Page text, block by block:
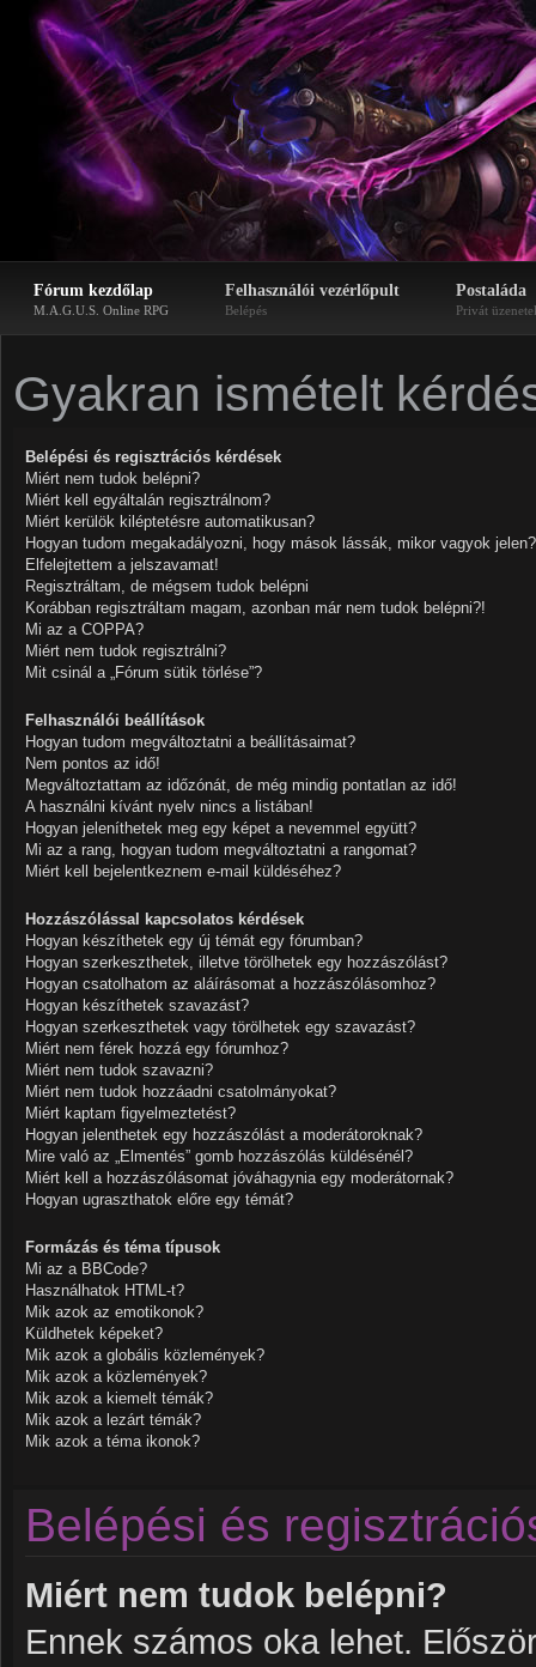
Fórum kezdőlap
M.A.G.U.S. Online RPG
Felhasználói vezérlőpult
Belépés
Postaláda
Privát
Gyakran ismételt
Belépési és regisztrációs kérdések
Miért nem tudok belépni?
Miért kell egyáltalán regisztrálnom?
Miért kerülök kiléptetésre automatikusan?
Hogyan tudom megakadályozni, hogy mások lássák, mikor vagyok jelen?
Elfelejtettem a jelszavamat!
Regisztráltam, de mégsem tudok belépni
Korábban regisztráltam magam, azonban már nem tudok belépni?!
Mi az a COPPA?
Miért nem tudok regisztrálni?
Mit csinál a „Fórum sütik törlése”?
Felhasználói beállítások
Hogyan tudom megváltoztatni a beállításaimat?
Nem pontos az idő!
Megváltoztattam az időzónát, de még mindig pontatlan az idő!
A használni kívánt nyelv nincs a listában!
Hogyan jeleníthetek meg egy képet a nevemmel együtt?
Mi az a rang, hogyan tudom megváltoztatni a rangomat?
Miért kell bejelentkeznem e-mail küldéséhez?
Hozzászólással kapcsolatos kérdések
Hogyan készíthetek egy új témát egy fórumban?
Hogyan szerkeszthetek, illetve törölhetek egy hozzászólást?
Hogyan csatolhatom az aláírásomat a hozzászólásomhoz?
Hogyan készíthetek szavazást?
Hogyan szerkeszthetek vagy törölhetek egy szavazást?
Miért nem férek hozzá egy fórumhoz?
Miért nem tudok szavazni?
Miért nem tudok hozzáadni csatolmányokat?
Miért kaptam figyelmeztetést?
Hogyan jelenthetek egy hozzászólást a moderátoroknak?
Mire való az „Elmentés” gomb hozzászólás küldésénél?
Miért kell a hozzászólásomat jóváhagynia egy moderátornak?
Hogyan ugraszthatok előre egy témát?
Formázás és téma típusok
Mi az a BBCode?
Használhatok HTML-t?
Mik azok az emotikonok?
Küldhetek képeket?
Mik azok a globális közlemények?
Mik azok a közlemények?
Mik azok a kiemelt témák?
Mik azok a lezárt témák?
Mik azok a téma ikonok?
Belépési és
Miért nem tudok belépni?
Ennek számos oka lehet.